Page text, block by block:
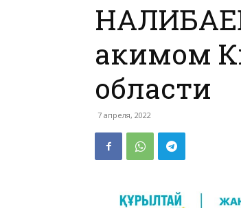
акимом
области
7 апреля, 2022